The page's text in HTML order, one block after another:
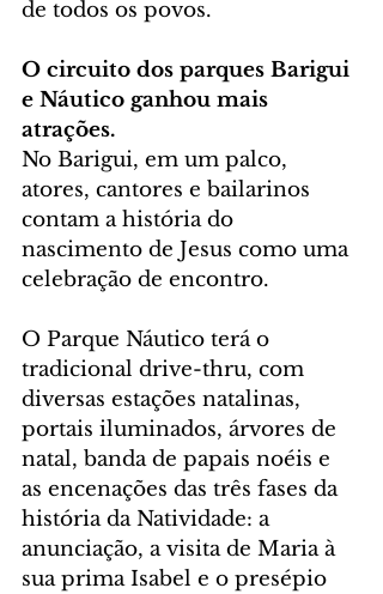
de todos os povos.
O circuito dos parques Barigui
e Náutico ganhou mais
atrações.
No Barigui, em um palco,
atores, cantores e bailarinos
contam a história do
nascimento de Jesus como uma
celebração de encontro.
O Parque Náutico terá o
tradicional drive-thru, com
diversas estações natalinas,
portais iluminados, árvores de
natal, banda de papais noéis e
as encenações das três fases da
história da Natividade: a
anunciação, a visita de Maria à
sua prima Isabel e o presépio